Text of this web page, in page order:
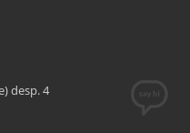
desp. 4